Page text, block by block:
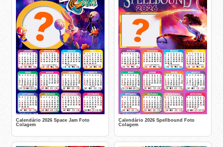
Calendário 2026 Space Jam Foto
Colagem
Calendário 2026 Spellbound Foto
Colagem